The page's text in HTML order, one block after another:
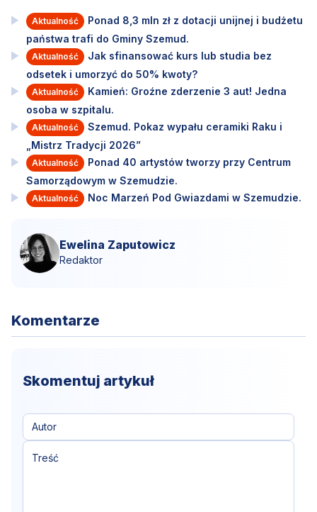
Aktualność
Ponad 8,3 mln zł z dotacji unijnej i budżetu
państwa trafi do Gminy Szemud.
Aktualność
Jak sfinansować kurs lub studia bez
odsetek i umorzyć do 50% kwoty?
Aktualność
Kamień: Groźne zderzenie 3 aut! Jedna
osoba w szpitalu.
Aktualność
Szemud. Pokaz wypału ceramiki Raku i
„Mistrz Tradycji 2026”
Aktualność
Ponad 40 artystów tworzy przy Centrum
Samorządowym w Szemudzie.
Aktualność Noc Marzeń Pod Gwiazdami w Szemudzie.
Ewelina Zaputowicz
Redaktor
Komentarze
Skomentuj artykuł